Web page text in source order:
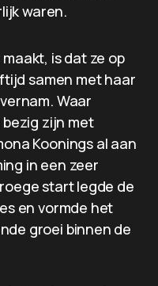
waren.
is dat ze op
samen met haar
Waar
zijn met
Koonings al aan
in een zeer
start legde de
en vormde het
groei binnen de